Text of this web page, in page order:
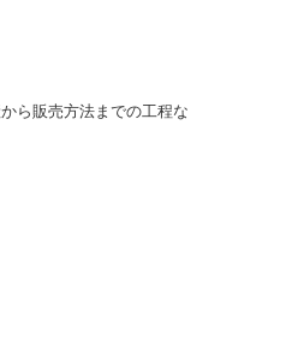
ら販売方法までの工程な